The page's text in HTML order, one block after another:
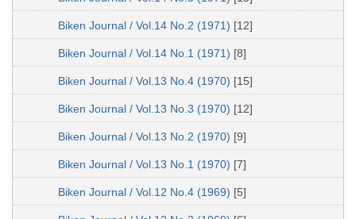
Biken Journal / Vol.14 No.2 (1971) [12]
Biken Journal / Vol.14 No.1 (1971) [8]
Biken Journal / Vol.13 No.4 (1970) [15]
Biken Journal / Vol.13 No.3 (1970) [12]
Biken Journal / Vol.13 No.2 (1970) [9]
Biken Journal / Vol.13 No.1 (1970) [7]
Biken Journal / Vol.12 No.4 (1969) [5]